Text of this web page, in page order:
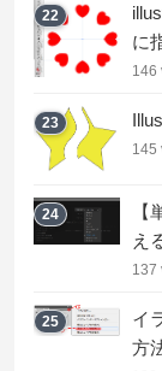
22
に
146
23
145
24
え
137
25
イ
方